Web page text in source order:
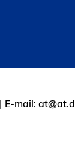
E-mail: